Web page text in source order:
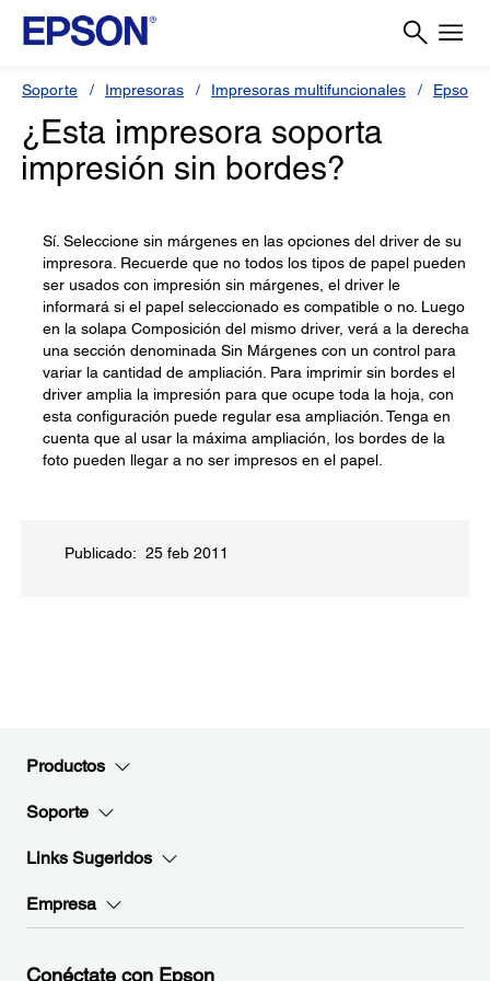
Soporte Impresoras Impresoras multifuncionales Epson
¿Esta impresora soporta
impresión sin bordes?
Sí. Seleccione sin márgenes en las opciones del driver de su
impresora. Recuerde que no todos los tipos de papel pueden
ser usados con impresión sin márgenes, el driver le
informará si el papel seleccionado es compatible o no. Luego
en la solapa Composición del mismo driver, verá a la derecha
una sección denominada Sin Márgenes con un control para
variar la cantidad de ampliación. Para imprimir sin bordes el
driver amplia la impresión para que ocupe toda la hoja, con
esta configuración puede regular esa ampliación. Tenga en
cuenta que al usar la máxima ampliación, los bordes de la
foto pueden llegar a no ser impresos en el papel.
Publicado: 25 feb 2011
Productos
Soporte
Links Sugeridos
Empresa
Conéctate con Epson